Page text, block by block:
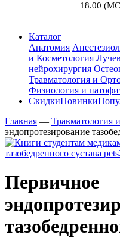
18.00
Каталог
Анатомия
и Косметология
нейрохирургия
Травматология и
Физиология и
СкидкиНовинки
Главная — Травматология
эндопротезирование
Первичное